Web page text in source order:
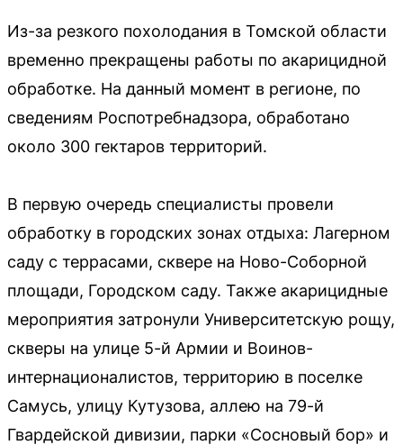
Из-за резкого похолодания в Томской области
временно прекращены работы по акарицидной
обработке. На данный момент в регионе, по
сведениям Роспотребнадзора, обработано
около 300 гектаров территорий.
В первую очередь специалисты провели
обработку в городских зонах отдыха: Лагерном
саду с террасами, сквере на Ново-Соборной
площади, Городском саду. Также акарицидные
мероприятия затронули Университетскую рощу,
скверы на улице 5-й Армии и Воинов-
интернационалистов, территорию в поселке
Самусь, улицу Кутузова, аллею на 79-й
Гвардейской дивизии, парки «Сосновый бор» и